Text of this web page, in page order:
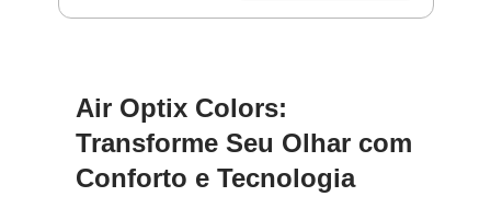
Air Optix Colors:
Transforme Seu Olhar com
Conforto e Tecnologia